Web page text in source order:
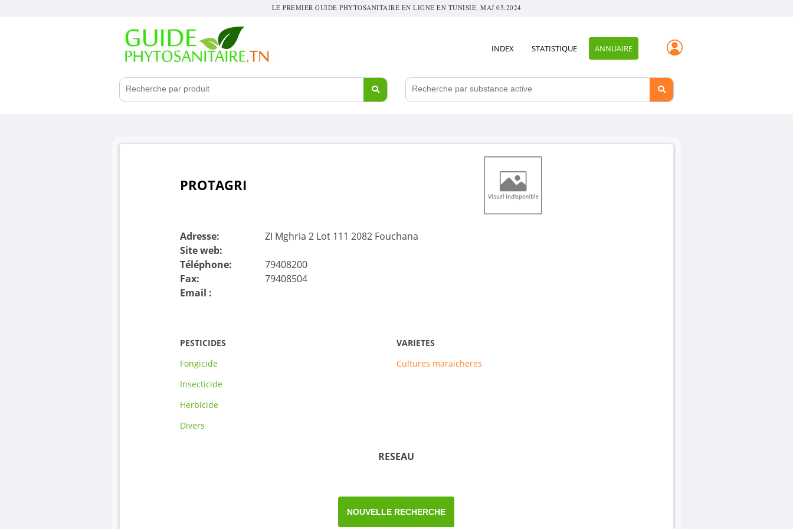
LE PREMIER GUIDE PHYTOSANITAIRE EN LIGNE EN TUNISIE. MAJ 05.2024
INDEX STATISTIQUE ANNUAIRE
PROTAGRI
Adresse:
ZI Mghria 2 Lot 111 2082 Fouchana
Site web:
Téléphone:
79408200
Fax:
79408504
Email :
PESTICIDES
Fongicide
Insecticide
Herbicide
Divers
VARIETES
Cultures maraicheres
RESEAU